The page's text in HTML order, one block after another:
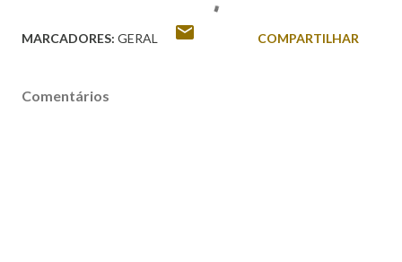
MARCADORES: GERAL COMPARTILHAR
Comentários